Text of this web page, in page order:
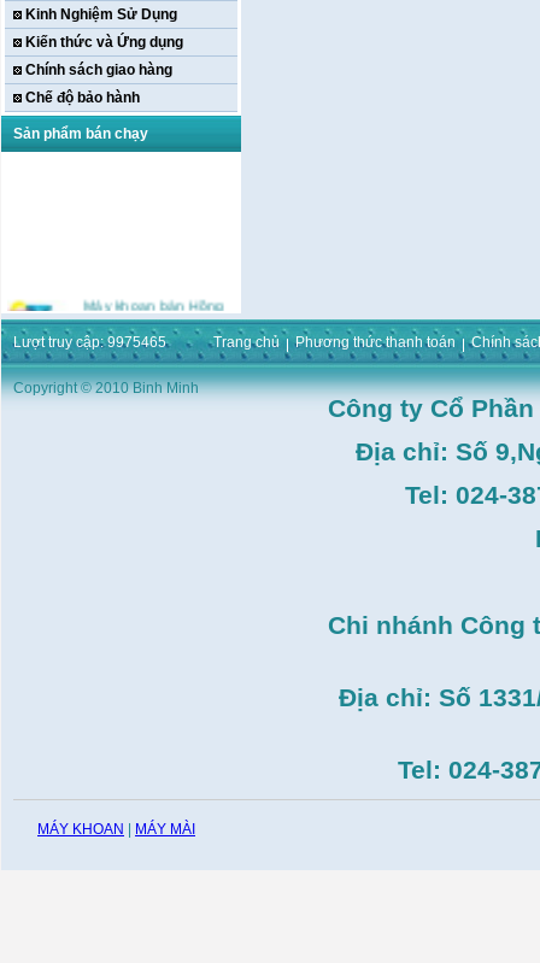
Kinh Nghiệm Sử Dụng
Kiến thức và Ứng dụng
Chính sách giao hàng
Chế độ bảo hành
Sản phẩm bán chạy
Máy khoan bàn Hồng
ký HK-KCP15(
1m5,1HP,3 Puly,Có Tay
Phay)
Giá:16.596.000VND
Máy bắt ốc bằng khí
Lượt truy cập: 9975465 Trang chủ Phương thức thanh toán Chính
Copyright © 2010 Binh Minh
Công ty Cổ
Địa chỉ: Số
Tel: 024-
Chi nhánh Công
Địa chỉ: Số
Tel: 024-
MÁY KHOAN MÁY MÀI